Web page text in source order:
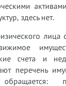
здесь нет.
лица
счета и
перечень